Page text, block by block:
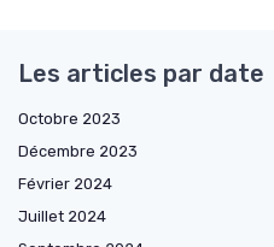
Les articles par date
Octobre 2023
Décembre 2023
Février 2024
Juillet 2024